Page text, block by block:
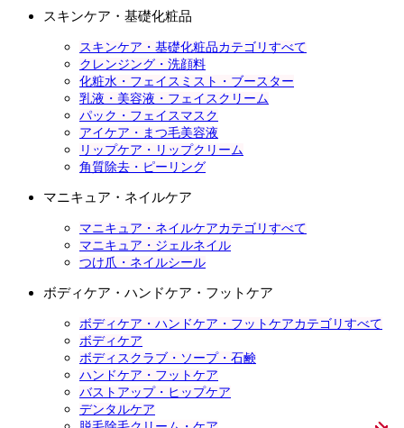
スキンケア・基礎化粧品
スキンケア・基礎化粧品カテゴリすべて
クレンジング・洗顔料
化粧水・フェイスミスト・ブースター
乳液・美容液・フェイスクリーム
パック・フェイスマスク
アイケア・まつ毛美容液
リップケア・リップクリーム
角質除去・ピーリング
マニキュア・ネイルケア
マニキュア・ネイルケアカテゴリすべて
マニキュア・ジェルネイル
つけ爪・ネイルシール
ボディケア・ハンドケア・フットケア
ボディケア・ハンドケア・フットケアカテゴリすべて
ボディケア
ボディスクラブ・ソープ・石鹸
ハンドケア・フットケア
バストアップ・ヒップケア
デンタルケア